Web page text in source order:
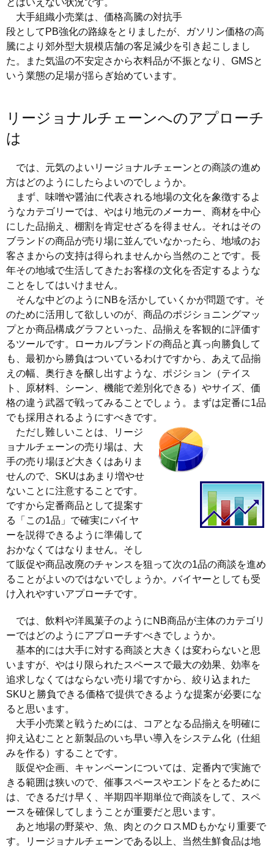
とはいえない状況です。
大手組織小売業は、価格高騰の対抗手
段としてPB強化の路線をとりましたが、ガソリン価格の高
騰により郊外型大規模店舗の客足減少を引き起こしまし
た。また気温の不安定さから衣料品が不振となり、GMSと
いう業態の足場が揺らぎ始めています。
リージョナルチェーンへのアプローチ
は
では、元気のよいリージョナルチェーンとの商談の進め
方はどのようにしたらよいのでしょうか。
まず、味噌や醤油に代表される地場の文化を象徴するよ
うなカテゴリーでは、やはり地元のメーカー、商材を中心
にした品揃え、棚割を肯定せざるを得ません。それはその
ブランドの商品が売り場に並んでいなかったら、地域のお
客さまからの支持は得られませんから当然のことです。長
年その地域で生活してきたお客様の文化を否定するような
ことをしてはいけません。
そんな中どのようにNBを活かしていくかが問題です。そ
のために活用して欲しいのが、商品のポジショニングマッ
プとか商品構成グラフといった、品揃えを客観的に評価す
るツールです。ローカルブランドの商品と真っ向勝負して
も、最初から勝負はついているわけですから、あえて品揃
えの幅、奥行きを醸し出すような、ポジション（テイス
ト、原材料、シーン、機能で差別化できる）やサイズ、価
格の違う武器で戦ってみることでしょう。まずは定番に1品
でも採用されるようにすべきです。
ただし難しいことは、リージ
ョナルチェーンの売り場は、大
手の売り場ほど大きくはありま
せんので、SKUはあまり増やせ
ないことに注意することです。
ですから定番商品として提案す
る「この1品」で確実にバイヤ
ーを説得できるように準備して
おかなくてはなりません。そし
て販促や商品改廃のチャンスを狙って次の1品の商談を進め
ることがよいのではないでしょうか。バイヤーとしても受
け入れやすいアプローチです。
では、飲料や洋風菓子のようにNB商品が主体のカテゴリ
ーではどのようにアプローチすべきでしょうか。
基本的には大手に対する商談と大きくは変わらないと思
いますが、やはり限られたスペースで最大の効果、効率を
追求しなくてはならない売り場ですから、絞り込まれた
SKUと勝負できる価格で提供できるような提案が必要にな
ると思います。
大手小売業と戦うためには、コアとなる品揃えを明確に
抑え込むことと新製品のいち早い導入をシステム化（仕組
みを作る）することです。
販促や企画、キャンペーンについては、定番内で実施で
きる範囲は狭いので、催事スペースやエンドをとるために
は、できるだけ早く、半期四半期単位で商談をして、スペ
ースを確保してしまうことが重要だと思います。
あと地場の野菜や、魚、肉とのクロスMDもかなり重要で
す。リージョナルチェーンである以上、当然生鮮食品は地